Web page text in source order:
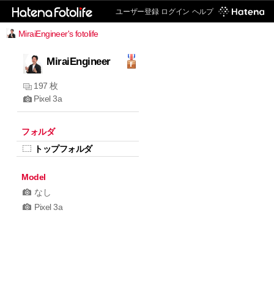
ユーザー登録 ログイン ヘルプ
MiraiEngineer's fotolife
MiraiEngineer
197 枚
Pixel 3a
フォルダ
トップフォルダ
Model
なし
Pixel 3a